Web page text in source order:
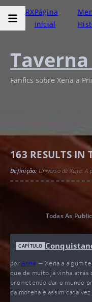
RXPágina
inicial
Fanfics sobre Xena a
163 RESULTS IN
Definição: Universo de Xena: A
Todas As
CAPÍTULO
porAnne — Xena a algum
que de muito já vinha atrás
prometendo dar o mundo
da morena e assim cada